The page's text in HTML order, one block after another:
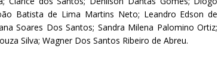
Batista de Lima Martins Neto; Leandro Edson de
Soares Dos Santos; Sandra Milena Palomino Ortiz;
Silva; Wagner Dos Santos Ribeiro de Abreu.